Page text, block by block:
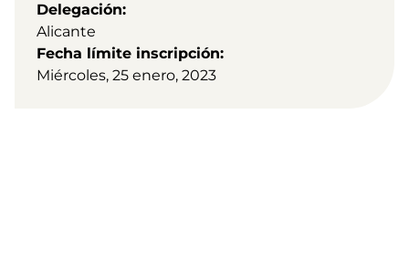
Delegación
Alicante
Fecha límite inscripción
Miércoles, 25 enero, 2023